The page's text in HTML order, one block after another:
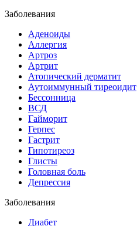
Заболевания
Аденоиды
Аллергия
Артроз
Артрит
Атопический дерматит
Аутоиммунный тиреоидит
Бессонница
ВСД
Гайморит
Герпес
Гастрит
Гипотиреоз
Глисты
Головная боль
Депрессия
Заболевания
Диабет